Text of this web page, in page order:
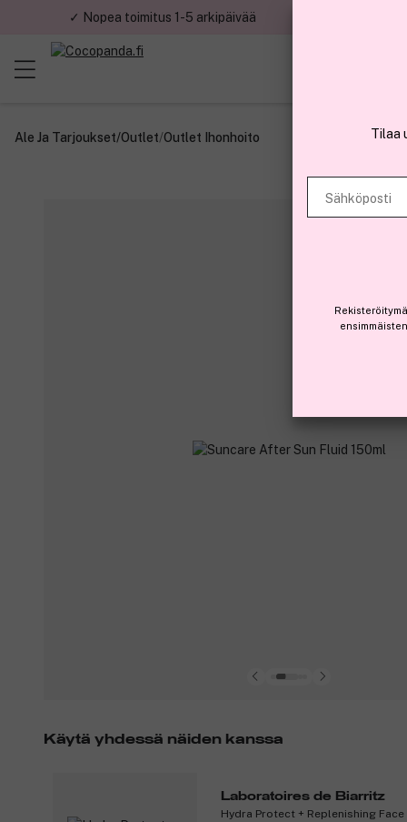
✓ Nopea toimitus 1-5 arkipäivää
Ale Ja Tarjoukset/Outlet/Outlet Ihonhoito
Käytä yhdessä näiden kanssa
Laboratoires de Biarritz
Hydra Protect + Replenishing
Tilaa
Sähköposti